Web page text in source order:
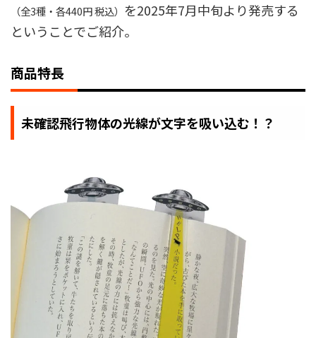
（全3種・各440円 税込） を2025年7月中旬より発売する
ということでご紹介。
商品特長
未確認飛行物体の光線が文字を吸い込む！？